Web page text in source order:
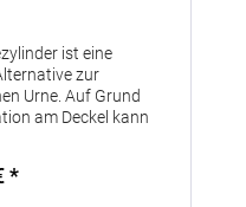
ist eine
zur
Urne. Auf Grund
am Deckel kann
auch für die
*